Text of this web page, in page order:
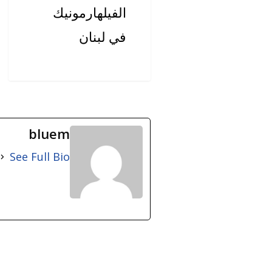
الفيلهارمونيك
في لبنان
bluem
See Full Bio